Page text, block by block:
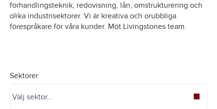
förhandlingsteknik, redovisning, lån, omstrukturering och
olika industrisektorer. Vi är kreativa och orubbliga
förespråkare för våra kunder. Möt Livingstones team.
Sektorer